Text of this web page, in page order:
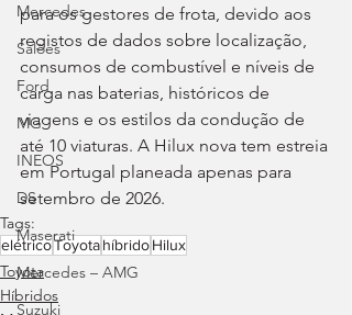
Mercedes
Salões
Ford
MG
INEOS
DS
Maserati
Mercedes – AMG
Suzuki
para os gestores de frota, devido aos
registos de dados sobre localização,
consumos de combustível e níveis de
carga nas baterias, históricos de
viagens e os estilos da condução de
até 10 viaturas. A Hilux nova tem estreia
em Portugal planeada apenas para
setembro de 2026.
Tags:
elétricoToyotahíbridoHilux
Toyota
Híbridos